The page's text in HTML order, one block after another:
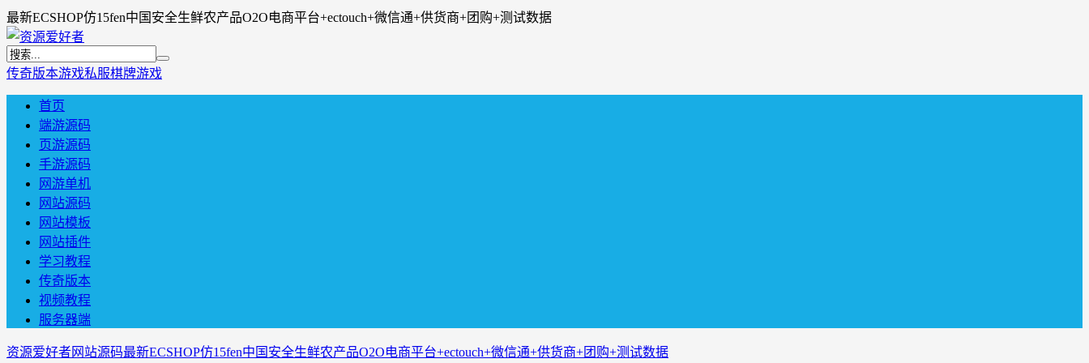
最新ECSHOP仿15fen中国安全生鲜农产品O2O电商平台+ectouch+微信通+供货商+团购+测试数据
传奇版本游戏私服棋牌游戏
首页
端游源码
页游源码
手游源码
网游单机
网站源码
网站模板
网站插件
学习教程
传奇版本
视频教程
服务器端
资源爱好者网站源码最新ECSHOP仿15fen中国安全生鲜农产品O2O电商平台+ectouch+微信通+供货商+团购+测试数据